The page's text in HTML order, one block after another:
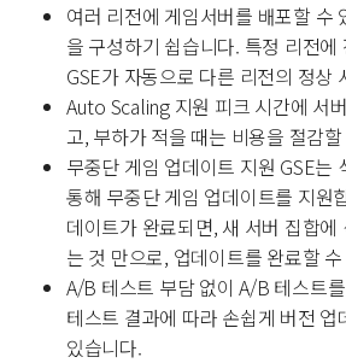
여러 리전에 게임서버를 배포할 수
을 구성하기 쉽습니다. 특정 리전에
GSE가 자동으로 다른 리전의 정상
Auto Scaling 지원 피크 시간에 서
고, 부하가 적을 때는 비용을 절감
무중단 게임 업데이트 지원 GSE는
통해 무중단 게임 업데이트를 지원
데이트가 완료되면, 새 서버 집합에
는 것 만으로, 업데이트를 완료할
A/B 테스트 부담 없이 A/B 테스트
테스트 결과에 따라 손쉽게 버전
있습니다.